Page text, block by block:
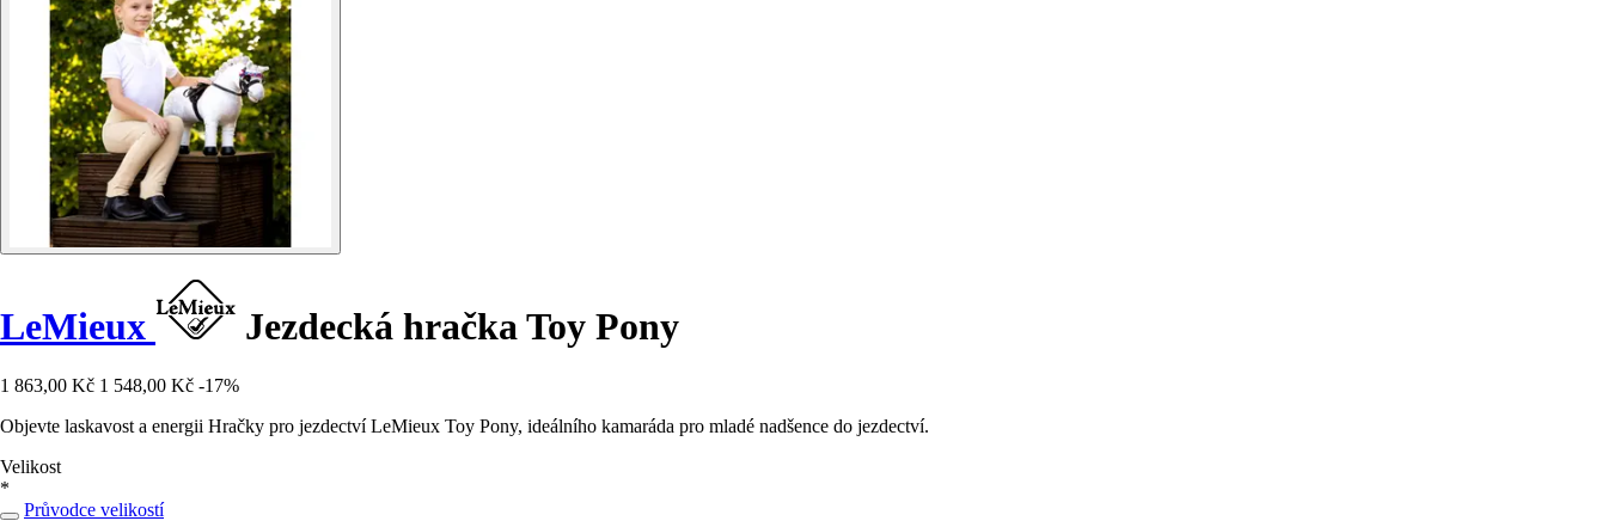
LeMieux Jezdecká hračka Toy Pony
1 863,00 Kč 1 548,00 Kč -17%
Objevte laskavost a energii Hračky pro jezdectví LeMieux Toy Pony, ideálního kamaráda pro mladé nadšence do jezdectví.
Velikost
*
Průvodce velikostí